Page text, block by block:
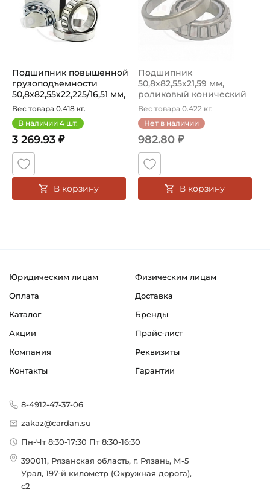
Подшипник повышенной
грузоподъемности
50,8х82,55х22,225/16,51 мм,
ролик...
Вес товара 0.418 кг.
В наличии 4 шт.
3 269.93 ₽
В корзину
Подшипник
50,8х82,55х21,59 мм,
роликовый конический
на вал 50,8 мм. Арт...
Вес товара 0.422 кг.
Нет в наличии
982.80 ₽
В корзину
Юридическим лицам
Физическим лицам
Оплата
Доставка
Каталог
Бренды
Акции
Прайс-лист
Компания
Реквизиты
Контакты
Гарантии
8-4912-47-37-06
zakaz@cardan.su
Пн-Чт 8:30-17:30 Пт 8:30-16:30
390011, Рязанская область, г. Рязань, М-5
Урал, 197-й километр (Окружная дорога),
с2